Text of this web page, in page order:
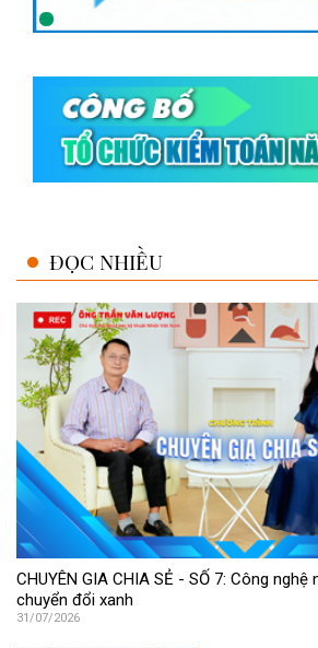
ĐỌC NHIỀU
CHUYÊN GIA CHIA SẺ - SỐ 7: Công
chuyển đổi xanh
31/07/2026